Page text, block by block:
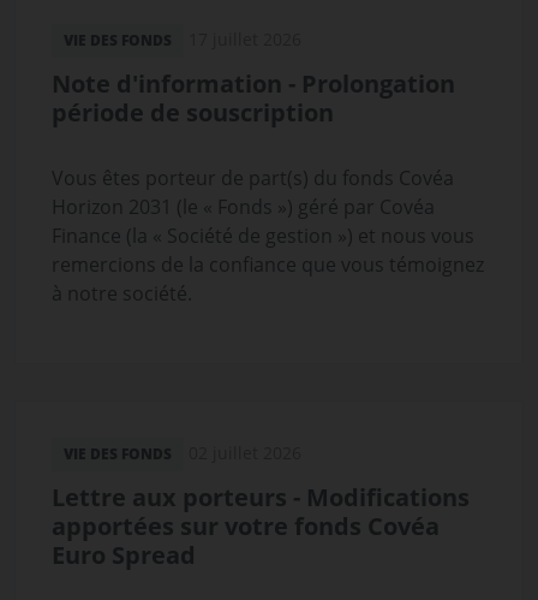
VIE DES FONDS
Note d'information - Prolongation
période de souscription
Vous êtes porteur de part(s) du fonds Covéa
Horizon 2031 (le « Fonds ») géré par Covéa
Finance (la « Société de gestion ») et nous vous
remercions de la confiance que vous témoignez
à notre société.
VIE DES FONDS
Lettre aux porteurs - Modifications
apportées sur votre fonds Covéa
Euro Spread